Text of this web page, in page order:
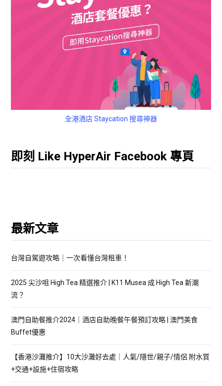
全港酒店 Staycation 搜尋神器
即刻 Like HyperAir Facebook 專頁
最新文章
台灣自駕遊攻略｜一次看懂台灣租車！
2025 尖沙咀 High Tea 精選推介 | K11 Musea 成 High Tea 新潮
流？
澳門自助餐推介2024｜酒店自助晚餐午餐預訂攻略 | 澳門美食
Buffet優惠
【香港沙灘推介】10大沙灘好去處｜人氣/隱世/親子/情侶 附水質
+交通+設施+住宿攻略